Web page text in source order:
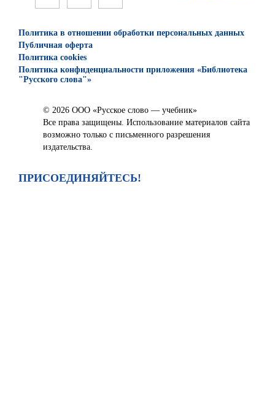
Политика в отношении обработки персональных данных
Публичная оферта
Политика cookies
Политика конфиденциальности приложения «Библиотека
"Русского слова"»
© 2026 ООО «Русское слово — учебник»
Все права защищены. Использование материалов сайта
возможно только с письменного разрешения
издательства.
ПРИСОЕДИНЯЙТЕСЬ!